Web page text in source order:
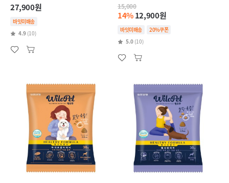
27,900원
바잇미배송
4.9 (10)
15,000
14%12,900원
바잇미배송
20%쿠폰
5.0 (10)